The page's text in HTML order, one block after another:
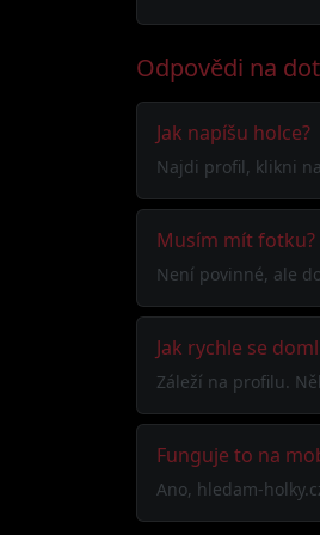
Odpovědi na
Jak napíšu holce?
Najdi profil, klikni
Musím mít fotku?
Není povinné, ale
Jak rychle se
Záleží na profilu.
Funguje to na
Ano, hledam-